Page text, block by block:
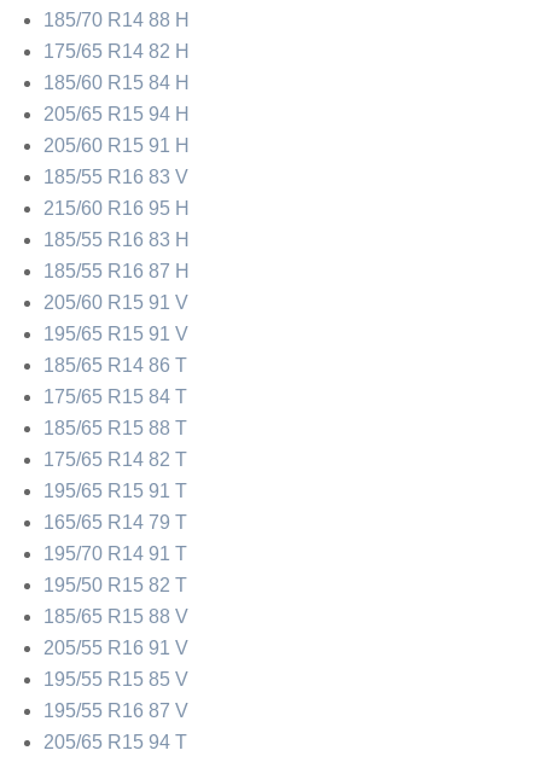
185/70 R14 88 H
175/65 R14 82 H
185/60 R15 84 H
205/65 R15 94 H
205/60 R15 91 H
185/55 R16 83 V
215/60 R16 95 H
185/55 R16 83 H
185/55 R16 87 H
205/60 R15 91 V
195/65 R15 91 V
185/65 R14 86 T
175/65 R15 84 T
185/65 R15 88 T
175/65 R14 82 T
195/65 R15 91 T
165/65 R14 79 T
195/70 R14 91 T
195/50 R15 82 T
185/65 R15 88 V
205/55 R16 91 V
195/55 R15 85 V
195/55 R16 87 V
205/65 R15 94 T